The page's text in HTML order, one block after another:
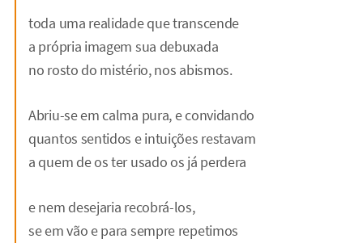
toda uma realidade que transcende
a própria imagem sua debuxada
no rosto do mistério, nos abismos.
Abriu-se em calma pura, e convidando
quantos sentidos e intuições restavam
a quem de os ter usado os já perdera
e nem desejaria recobrá-los,
se em vão e para sempre repetimos